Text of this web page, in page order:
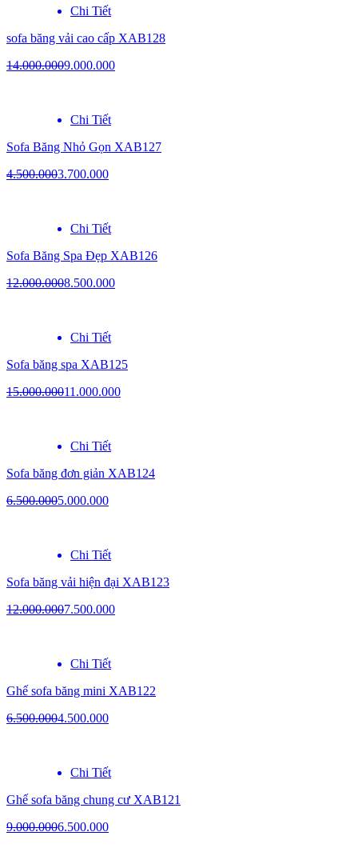
Chi Tiết
sofa băng vải cao cấp XAB128
14.000.0009.000.000
Chi Tiết
Sofa Băng Nhỏ Gọn XAB127
4.500.0003.700.000
Chi Tiết
Sofa Băng Spa Đẹp XAB126
12.000.0008.500.000
Chi Tiết
Sofa băng spa XAB125
15.000.00011.000.000
Chi Tiết
Sofa băng đơn giản XAB124
6.500.0005.000.000
Chi Tiết
Sofa băng vải hiện đại XAB123
12.000.0007.500.000
Chi Tiết
Ghế sofa băng mini XAB122
6.500.0004.500.000
Chi Tiết
Ghế sofa băng chung cư XAB121
9.000.0006.500.000